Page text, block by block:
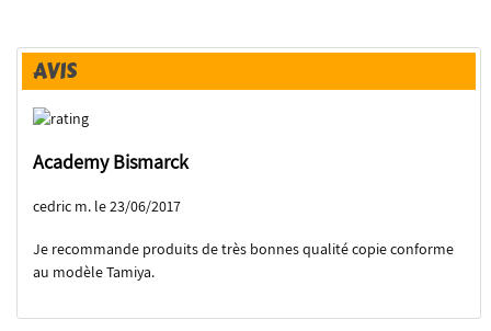
AVIS
Academy Bismarck
cedric m. le 23/06/2017
Je recommande produits de très bonnes qualité copie conforme
au modèle Tamiya.